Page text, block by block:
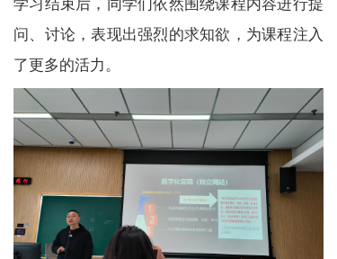
问、讨论，表现出强烈的求知欲，为课程注入
了更多的活力。